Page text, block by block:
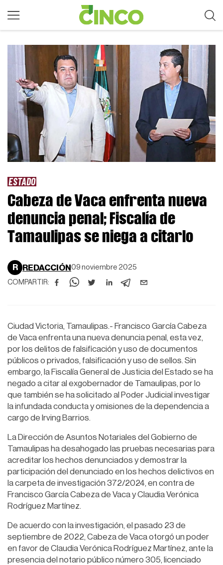
ESTADO
Cabeza de Vaca enfrenta nueva
denuncia penal; Fiscalía de
Tamaulipas se niega a citarlo
R REDACCIÓN 09 noviembre 2025
COMPARTIR:
Ciudad Victoria, Tamaulipas.- Francisco García Cabeza
de Vaca enfrenta una nueva denuncia penal, esta vez,
por los delitos de falsificación y uso de documentos
públicos o privados, falsificación y uso de sellos. Sin
embargo, la Fiscalía General de Justicia del Estado se ha
negado a citar al exgobernador de Tamaulipas, por lo
que también se ha solicitado al Poder Judicial investigar
la infundada conducta y omisiones de la dependencia a
cargo de Irving Barrios.
La Dirección de Asuntos Notariales del Gobierno de
Tamaulipas ha desahogado las pruebas necesarias para
acreditar los hechos denunciados y demostrar la
participación del denunciado en los hechos delictivos en
la carpeta de investigación 372/2024, en contra de
Francisco García Cabeza de Vaca y Claudia Verónica
Rodríguez Martínez.
De acuerdo con la investigación, el pasado 23 de
septiembre de 2022, Cabeza de Vaca otorgó un poder
en favor de Claudia Verónica Rodríguez Martínez, ante la
presencia del notario público número 305, licenciado